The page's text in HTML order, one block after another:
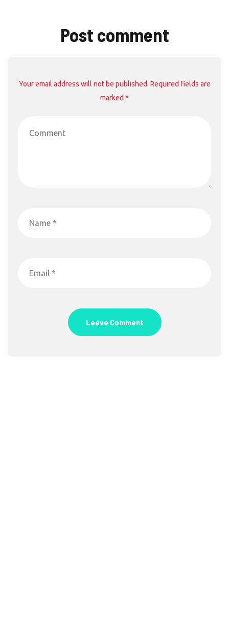
Post comment
Your email address will not be published. Required fields are
marked *